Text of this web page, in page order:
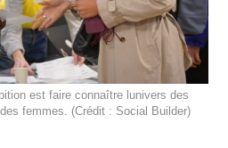
est faire connaître lunivers des
femmes. (Crédit : Social Builder)